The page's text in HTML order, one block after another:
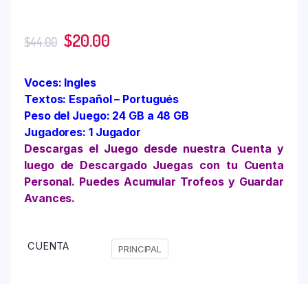
$44.00 $20.00
Voces: Ingles
Textos: Español – Portugués
Peso del Juego: 24 GB a 48 GB
Jugadores: 1 Jugador
Descargas el Juego desde nuestra Cuenta y
luego de Descargado Juegas con tu Cuenta
Personal. Puedes Acumular Trofeos y Guardar
Avances.
CUENTA PRINCIPAL